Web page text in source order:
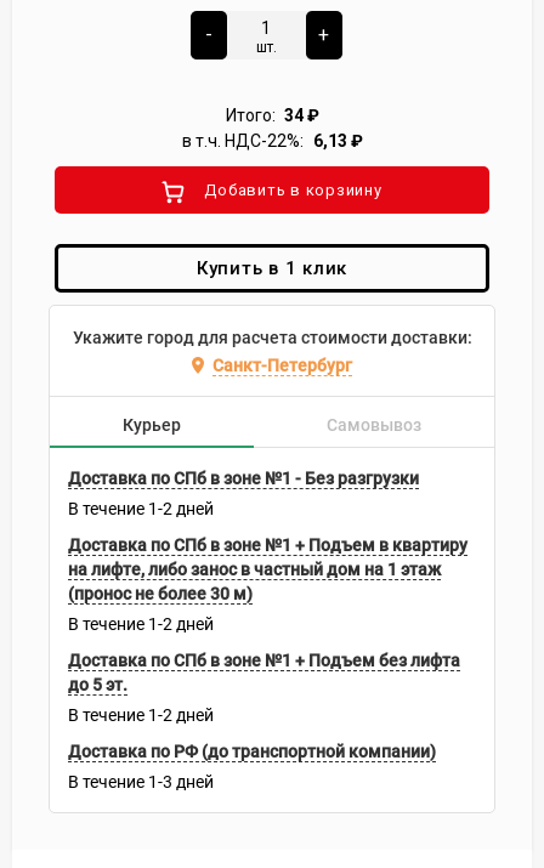
-
шт.
+
Итого: 34₽
в т.ч. НДС-22%:
6,13 ₽
Добавить в корзиину
Купить в 1 клик
Укажите город для расчета стоимости доставки:
Санкт-Петербург
Курьер Самовывоз
Доставка по СПб в зоне №1 - Без разгрузки
В течение 1-2 дней
Доставка по СПб в зоне №1 + Подъем в квартиру
на лифте, либо занос в частный дом на 1 этаж
(пронос не более 30 м)
В течение 1-2 дней
Доставка по СПб в зоне №1 + Подъем без лифта
до 5 эт.
В течение 1-2 дней
Доставка по РФ (до транспортной компании)
В течение 1-3 дней